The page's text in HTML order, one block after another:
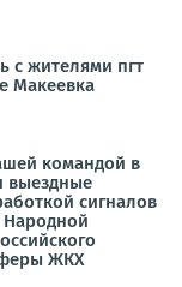
с жителями пгт
Макеевка
командой в
выездные
сигналов
Народной
ЖКХ